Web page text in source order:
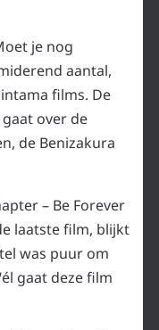
je nog
aantal,
films. De
over de
de Benizakura
– Be Forever
laatste film, blijkt
was puur om
gaat deze film